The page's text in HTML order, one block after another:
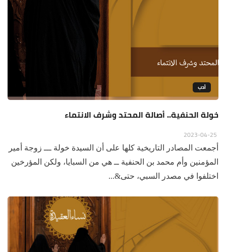
أدب
خولة الحنفية.. أصالة المحتد وشرف الانتماء
أجمعت المصادر التاريخية كلها على أن السيدة خولة ـــ زوجة أمير
المؤمنين وأم محمد بن الحنفية ــ هي من السبايا، ولكن المؤرخين
اختلفوا في مصدر السبي، حتى&...